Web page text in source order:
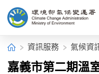
首頁資訊服務 氣候資
嘉義市第二期溫